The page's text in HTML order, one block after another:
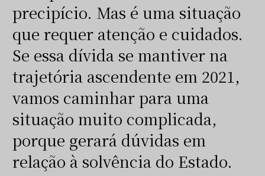
precipício. Mas é uma situação
que requer atenção e cuidados.
Se essa dívida se mantiver na
trajetória ascendente em 2021,
vamos caminhar para uma
situação muito complicada,
porque gerará dúvidas em
relação à solvência do Estado.